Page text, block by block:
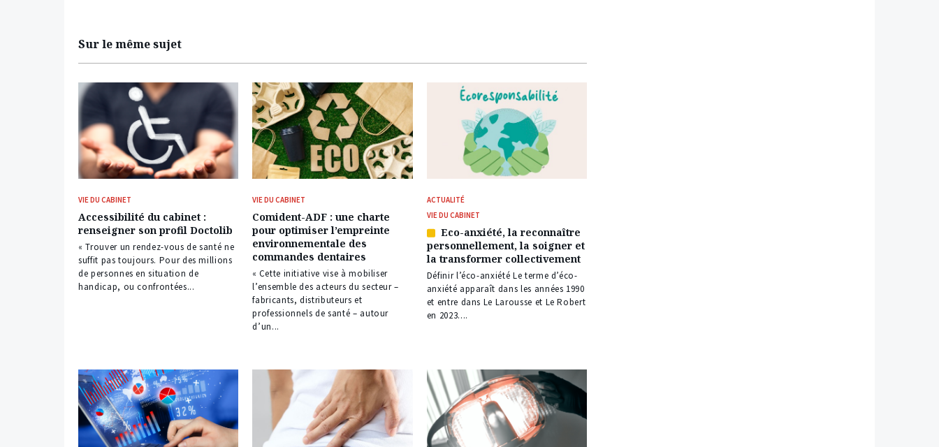
Sur le même sujet
VIE DU CABINET
Accessibilité du cabinet :
renseigner son profil Doctolib
« Trouver un rendez-vous de santé ne
suffit pas toujours. Pour des millions
de personnes en situation de
handicap, ou confrontées...
VIE DU CABINET
Comident-ADF : une charte
pour optimiser l’empreinte
environnementale des
commandes dentaires
« Cette initiative vise à mobiliser
l’ensemble des acteurs du secteur –
fabricants, distributeurs et
professionnels de santé – autour
d’un...
ACTUALITÉ
VIE DU CABINET
Article
réservé
à
nos
abonnés
Eco-anxiété, la reconnaître
personnellement, la soigner et
la transformer collectivement
Définir l’éco-anxiété Le terme d’éco-
anxiété apparaît dans les années 1990
et entre dans Le Larousse et Le Robert
en 2023....